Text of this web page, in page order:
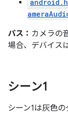
パス： カメラの
場合、デバイス
シーン1
シーン1は灰色